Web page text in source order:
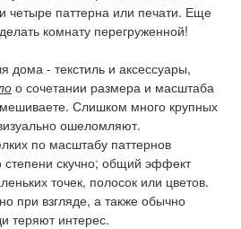
четыре паттерна или печати. Еще
комнату перегруженной!
дома - текстиль и аксессуары,
о сочетании размера и масштаба
Слишком много крупных
ошеломляют.
по масштабу паттернов
степени скучно; общий эффект
точек, полосок или цветов.
при взгляде, а также обычно
теряют интерес.